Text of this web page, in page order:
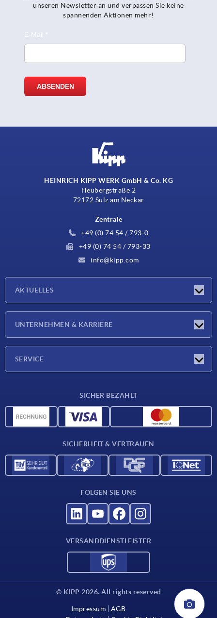
unseren Newsletter an und verpassen Sie keine
spannenden Aktionen mehr!
HEINRICH KIPP WERK GmbH & Co. KG
Heubergstraße 2
72172 Sulz am Neckar
Zentrale
+49 (0) 74 54 / 793-0
+49 (0) 74 54 / 793-33
info@kipp.com
AKTUELLES
Presseberichte
UNTERNEHMEN & KARRIERE
SERVICE
Werkstoffübersicht
SICHER BEZAHLT
SICHERHEIT & VERTRAUEN
FOLGEN SIE UNS
VERSANDDIENSTLEISTER
© KIPP 2026. All rights reserved
Impressum
AGB